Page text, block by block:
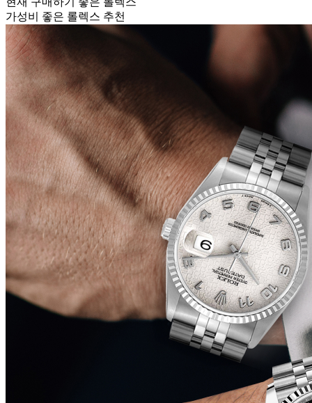
가성비 좋은 롤렉스 추천